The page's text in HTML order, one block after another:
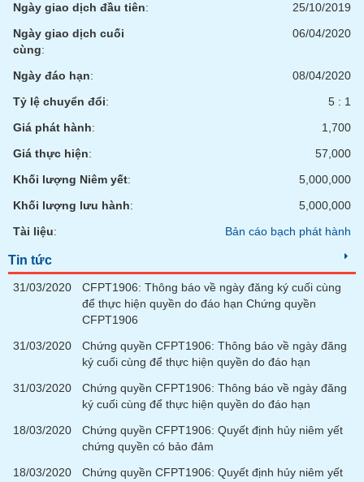
Ngày giao dịch đầu tiên:
25/10/2019
Ngày giao dịch cuối
cùng:
06/04/2020
Ngày đáo hạn:
08/04/2020
Tỷ lệ chuyển đổi:
5 : 1
Giá phát hành:
1,700
Giá thực hiện:
57,000
Khối lượng Niêm yết:
5,000,000
Khối lượng lưu hành:
5,000,000
Tài liệu: Bản cáo bạch phát hành
Tin tức
31/03/2020
CFPT1906: Thông báo về ngày đăng ký cuối cùng
để thực hiện quyền do đáo hạn Chứng quyền
CFPT1906
31/03/2020
Chứng quyền CFPT1906: Thông báo về ngày đăng
ký cuối cùng để thực hiện quyền do đáo hạn
31/03/2020
Chứng quyền CFPT1906: Thông báo về ngày đăng
ký cuối cùng để thực hiện quyền do đáo hạn
18/03/2020
Chứng quyền CFPT1906: Quyết định hủy niêm yết
chứng quyền có bảo đảm
18/03/2020
Chứng quyền CFPT1906: Quyết định hủy niêm yết
tạo
tài
chính
Công
đầu
thông
liệu